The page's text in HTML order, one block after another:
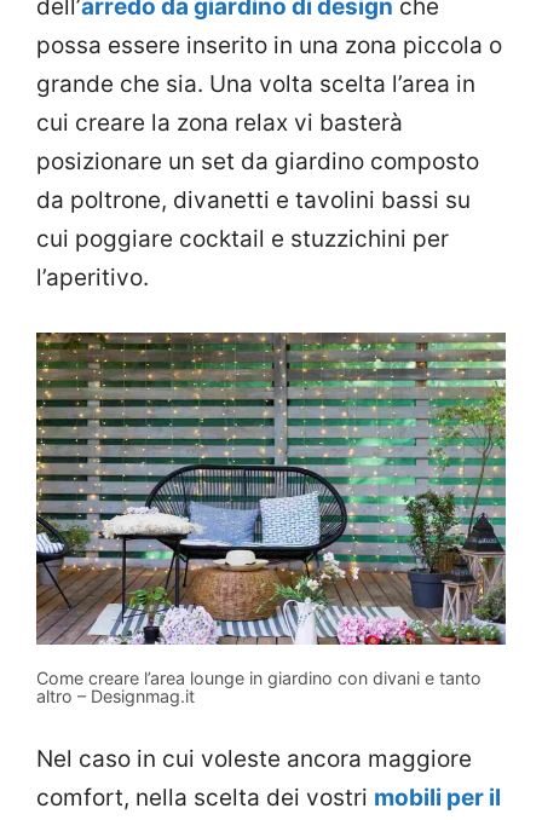
dell’arredo da giardino di design che
possa essere inserito in una zona piccola o
grande che sia. Una volta scelta l’area in
cui creare la zona relax vi basterà
posizionare un set da giardino composto
da poltrone, divanetti e tavolini bassi su
cui poggiare cocktail e stuzzichini per
l’aperitivo.
Come creare l’area lounge in giardino con divani e tanto
altro – Designmag.it
Nel caso in cui voleste ancora maggiore
comfort, nella scelta dei vostri mobili per il